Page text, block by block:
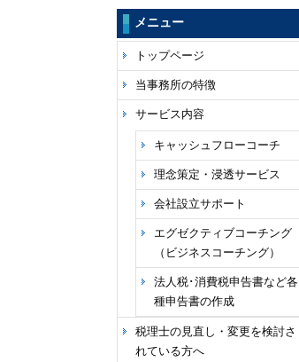
メニュー
トップページ
当事務所の特徴
サービス内容
キャッシュフローコーチ
理念策定・浸透サービス
会社設立サポート
エグゼクティブコーチング
（ビジネスコーチング）
法人税･消費税申告書など各
種申告書の作成
税理士の見直し・変更を検討さ
れている方へ